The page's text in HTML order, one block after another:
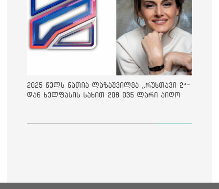
2025 წელს ნათია ლაზაშვილმა „რუსთავი 2“-
დან ხელფასის სახით 208 035 ლარი აიღო